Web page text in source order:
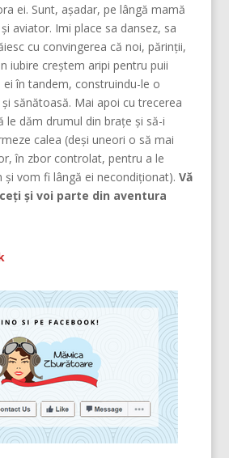
ei. Sunt, așadar, pe lângă mamă
aviator. Imi place sa dansez, sa
cu convingerea că noi, părinţii,
iubire creştem aripi pentru puii
în tandem, construindu-le o
sănătoasă. Mai apoi cu trecerea
le dăm drumul din braţe și să-i
calea (deşi uneori o să mai
în zbor controlat, pentru a le
şi vom fi lângă ei necondiţionat). Vă
și voi parte din aventura